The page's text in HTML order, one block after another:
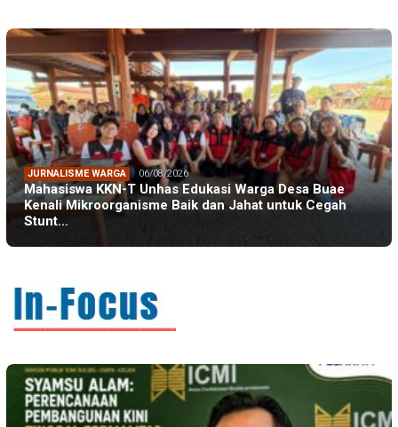
JURNALISME WARGA 06/08/2026
Mahasiswa KKN-T Unhas Edukasi Warga Desa Buae
Kenali Mikroorganisme Baik dan Jahat untuk Cegah
Stunt…